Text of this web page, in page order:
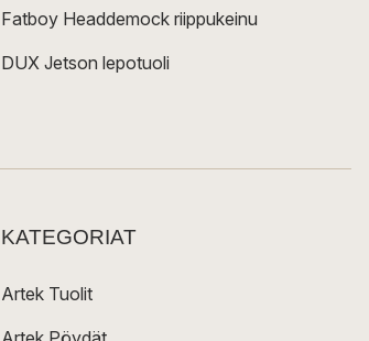
Fatboy Headdemock riippukeinu
DUX Jetson lepotuoli
KATEGORIAT
Artek Tuolit